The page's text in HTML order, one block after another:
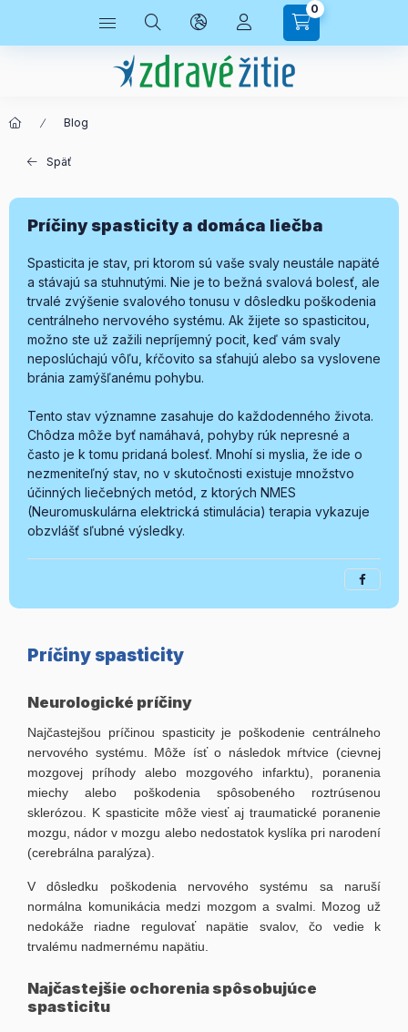
0
Blog
Späť
Príčiny spasticity a domáca liečba
Spasticita je stav, pri ktorom sú vaše svaly neustále napäté
a stávajú sa stuhnutými. Nie je to bežná svalová bolesť, ale
trvalé zvýšenie svalového tonusu v dôsledku poškodenia
centrálneho nervového systému. Ak žijete so spasticitou,
možno ste už zažili nepríjemný pocit, keď vám svaly
neposlúchajú vôľu, kŕčovito sa sťahujú alebo sa vyslovene
bránia zamýšľanému pohybu.
Tento stav významne zasahuje do každodenného života.
Chôdza môže byť namáhavá, pohyby rúk nepresné a
často je k tomu pridaná bolesť. Mnohí si myslia, že ide o
nezmeniteľný stav, no v skutočnosti existuje množstvo
účinných liečebných metód, z ktorých NMES
(Neuromuskulárna elektrická stimulácia) terapia vykazuje
obzvlášť sľubné výsledky.
Príčiny spasticity
Neurologické príčiny
Najčastejšou príčinou spasticity je poškodenie centrálneho
nervového systému. Môže ísť o následok mŕtvice (cievnej
mozgovej príhody alebo mozgového infarktu), poranenia
miechy alebo poškodenia spôsobeného roztrúsenou
sklerózou. K spasticite môže viesť aj traumatické poranenie
mozgu, nádor v mozgu alebo nedostatok kyslíka pri narodení
(cerebrálna paralýza).
V dôsledku poškodenia nervového systému sa naruší
normálna komunikácia medzi mozgom a svalmi. Mozog už
nedokáže riadne regulovať napätie svalov, čo vedie k
trvalému nadmernému napätiu.
Najčastejšie ochorenia spôsobujúce
spasticitu